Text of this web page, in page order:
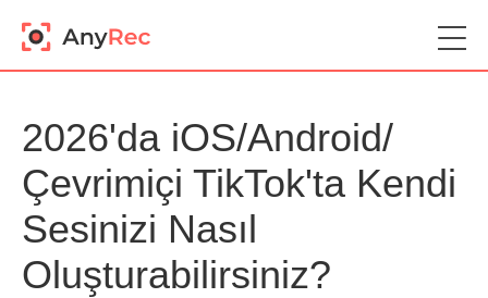
2026'da iOS/Android/
Çevrimiçi TikTok'ta Kendi
Sesinizi Nasıl
Oluşturabilirsiniz?